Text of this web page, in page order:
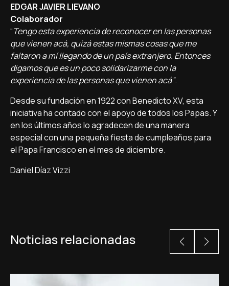
EDGAR JAVIER LIEVANO
Colaborador
“Tengo esta experiencia de reconocer en las personas
que vienen acá, quizá estas mismas cosas que me
faltaron a mí llegando de un país extranjero. Entonces
digamos que es un poco solidarizarme con la
experiencia de las personas que vienen acá”.
Desde su fundación en 1922 con Benedicto XV, esta
iniciativa ha contado con el apoyo de todos los Papas. Y
en los últimos años lo agradecen de una manera
especial con una pequeña fiesta de cumpleaños para
el Papa Francisco en el mes de diciembre.
Daniel Díaz Vizzi
Noticias relacionadas